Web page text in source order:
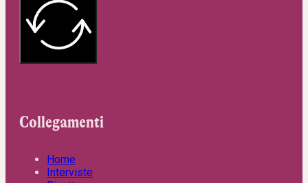
Collegamenti
Home
Interviste